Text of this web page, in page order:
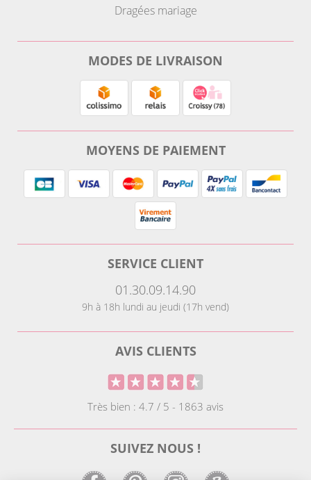
Dragées mariage
MODES DE LIVRAISON
MOYENS DE PAIEMENT
SERVICE CLIENT
01.30.09.14.90
9h à 18h lundi au jeudi (17h vend)
AVIS CLIENTS
Très bien : 4.7 / 5 - 1863 avis
SUIVEZ NOUS !